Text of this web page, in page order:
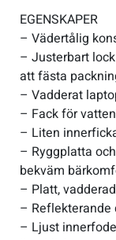
EGENSKAPER
– Vädertålig
– Justerbart
att fästa
– Vadderat
– Fack för
– Liten
– Ryggplatta
bekväm
– Platt,
–
– Ljust